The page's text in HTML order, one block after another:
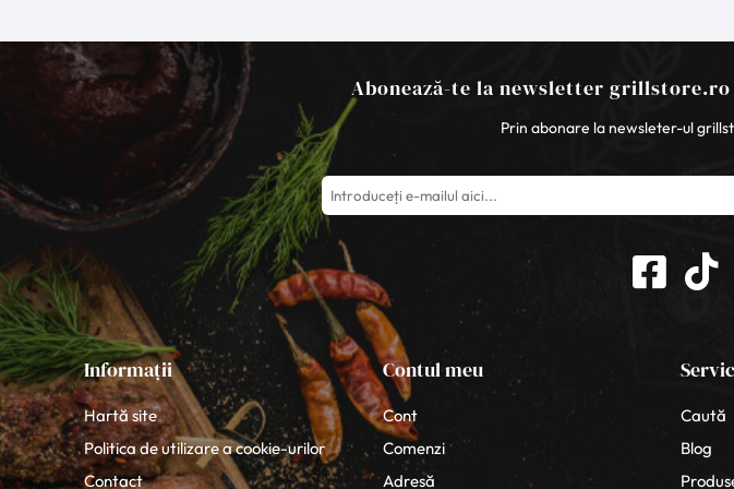
Abonează-te la newsletter
Prin abonare la newsleter-ul
Informații
Hartă site
Politica de utilizare a cookie-urilor
Contact
Contul meu
Cont
Comenzi
Adresă
Caută
Blog